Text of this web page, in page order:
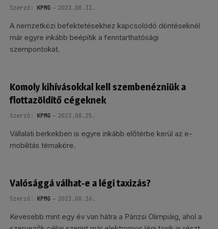
Szerző: KPMG 2023.08.31.
A nemzetközi befektetésekhez kapcsolódó döntéseknél
már egyre inkább beépítik a fenntarthatósági
szempontokat.
Komoly kihívásokkal kell szembenézniük a
flottazöldítő cégeknek
Szerző: KPMG 2023.08.25.
Vállalati berkekben is egyre inkább előtérbe kerül az e-
mobilitás témaköre.
Valósággá válhat-e a légi taxizás?
Szerző: KPMG 2023.08.16.
Kevesebb mint egy év van hátra a Párizsi Olimpiáig, ahol a